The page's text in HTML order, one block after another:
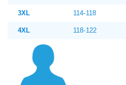
3XL 114-118
4XL 118-122